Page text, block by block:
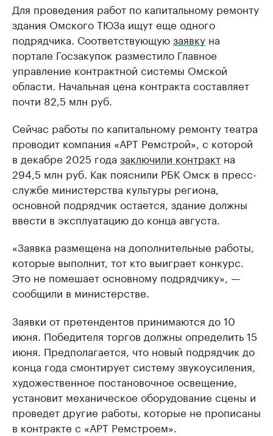
Для проведения работ по капитальному ремонту
здания Омского ТЮЗа ищут еще одного
подрядчика. Соответствующуюзаявку на
портале Госзакупок разместило Главное
управление контрактной системы Омской
области. Начальная цена контракта составляет
почти 82,5 млн руб.
Сейчас работы по капитальному ремонту театра
проводит компания «АРТ Ремстрой», с которой
в декабре 2025 года заключили контракт на
294,5 млн руб. Как пояснили РБК Омск в пресс-
службе министерства культуры региона,
основной подрядчик остается, здание должны
ввести в эксплуатацию до конца августа.
«Заявка размещена на дополнительные работы,
которые выполнит, тот кто выиграет конкурс.
Это не помешает основному подрядчику», —
сообщили в министерстве.
Заявки от претендентов принимаются до 10
июня. Победителя торгов должны определить 15
июня. Предполагается, что новый подрядчик до
конца года смонтирует систему звукоусиления,
художественное постановочное освещение,
установит механическое оборудование сцены и
проведет другие работы, которые не прописаны
в контракте с «АРТ Ремстроем».